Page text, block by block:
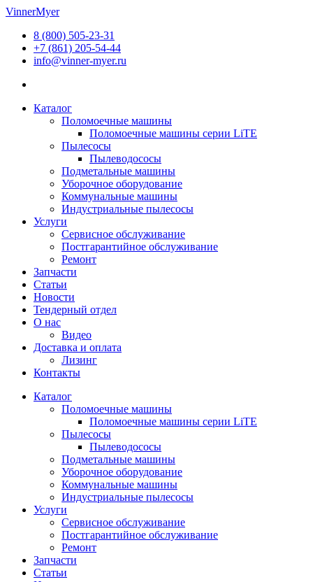
Перейти
содержимому
VinnerMyer
8 (800) 505-23-31
+7 (861) 205-54-44
info@vinner-myer.ru
Каталог
Поломоечные машины
Поломоечные машины серии LiTE
Пылесосы
Пылеводососы
Подметальные машины
Уборочное оборудование
Коммунальные машины
Индустриальные пылесосы
Услуги
Сервисное обслуживание
Постгарантийное обслуживание
Ремонт
Запчасти
Статьи
Новости
Тендерный отдел
О нас
Видео
Доставка и оплата
Лизинг
Контакты
Каталог
Поломоечные машины
Поломоечные машины серии LiTE
Пылесосы
Пылеводососы
Подметальные машины
Уборочное оборудование
Коммунальные машины
Индустриальные пылесосы
Услуги
Сервисное обслуживание
Постгарантийное обслуживание
Ремонт
Запчасти
Статьи